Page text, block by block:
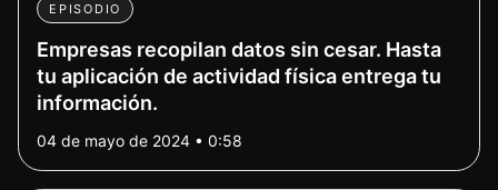
EPISODIO
Empresas recopilan datos sin cesar. Hasta
tu aplicación de actividad física entrega tu
información.
04 de mayo de 2024 • 0:58